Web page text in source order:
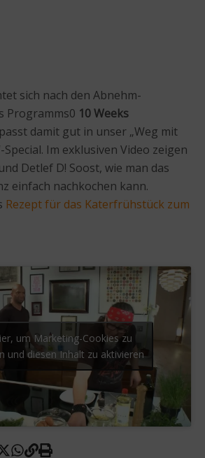
sich nach den Abnehm-
Programms0 10 Weeks
damit gut in unser „Weg mit
Im exklusiven Video zeigen
und Detlef D! Soost, wie man das
einfach nachkochen kann.
Rezept für das Katerfrühstück zum
um Marketing-Cookies zu
und diesen Inhalt zu aktivieren